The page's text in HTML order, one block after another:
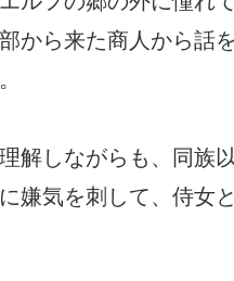
から来た商人から話
解しながらも、同族
嫌気を刺して、侍女